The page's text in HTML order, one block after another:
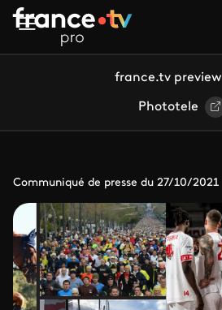
Aller au contenu principal
france.tv preview
Phototele
Communiqué de presse du 27/10/2021